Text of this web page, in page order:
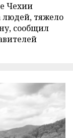
Чехии
тяжело
сообщил